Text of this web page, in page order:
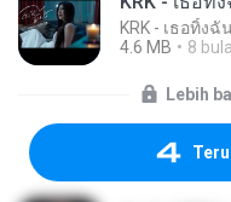
KRK - เธอทิ้งฉั
4.6 MB
8
Lebih